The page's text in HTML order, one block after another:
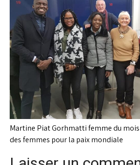
Martine Piat Gorhmatti femme du
des femmes pour la paix mondiale